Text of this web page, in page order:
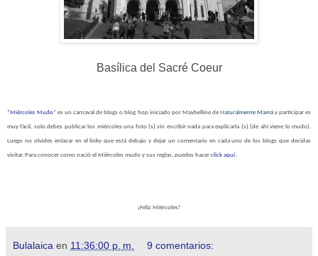
Basílica del Sacré Coeur
“Miércoles Mudo” es un carnaval de blogs o blog hop iniciado por Maybelline de Naturalmente Mamáy participar es
muy fácil, solo debes publicar los miércoles una foto (s) sin escribir nada para explicarla (s) (de ahí viene lo mudo).
Luego no olvides enlazar en el linky que está debajo y dejar un comentario en cada uno de los blogs que decidas
visitar. Para conocer como nació el Miércoles mudo y sus reglas, puedes hacer click aquí.
¡Feliz Miércoles!
Bulalaica en 11:36:00 p. m. 9 comentarios: